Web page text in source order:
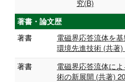
究(B)
著書・論文歴
著書
電磁界応答流体を
環境先進技術 (共著)
著書
電磁界応答流体に
術の新展開 (共著)